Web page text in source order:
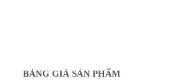
BẢNG GIÁ SẢN PHẨM